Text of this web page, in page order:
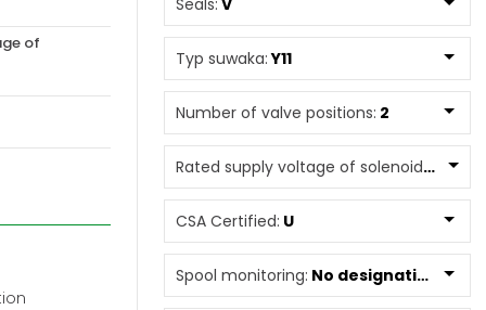
www.powerhydraulics.eu
Engineering for motion
of
Seals: V
Typ suwaka:Y11
Number of valve positions: 2
Rated supply voltage of solenoids: 12060
CSA Certified: U
Spool monitoring: No designation